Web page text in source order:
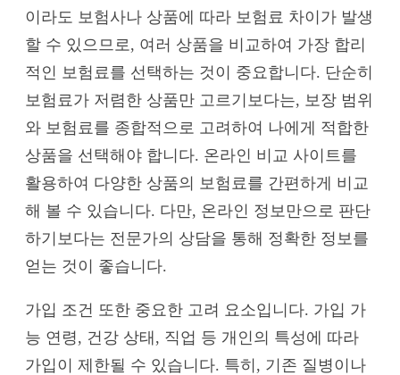
이라도 보험사나 상품에 따라 보험료 차이가 발생
할 수 있으므로, 여러 상품을 비교하여 가장 합리
적인 보험료를 선택하는 것이 중요합니다. 단순히
보험료가 저렴한 상품만 고르기보다는, 보장 범위
와 보험료를 종합적으로 고려하여 나에게 적합한
상품을 선택해야 합니다. 온라인 비교 사이트를
활용하여 다양한 상품의 보험료를 간편하게 비교
해 볼 수 있습니다. 다만, 온라인 정보만으로 판단
하기보다는 전문가의 상담을 통해 정확한 정보를
얻는 것이 좋습니다.
가입 조건 또한 중요한 고려 요소입니다. 가입 가
능 연령, 건강 상태, 직업 등 개인의 특성에 따라
가입이 제한될 수 있습니다. 특히, 기존 질병이나